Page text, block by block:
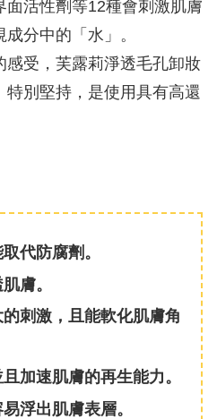
面活性劑等12種會刺激肌膚
分中的「水」。
感受，芙露莉淨透毛孔卸妝
別堅持，是使用具有高還
代防腐劑。
膚。
刺激，且能軟化肌膚角
加速肌膚的再生能力。
浮出肌膚表層。